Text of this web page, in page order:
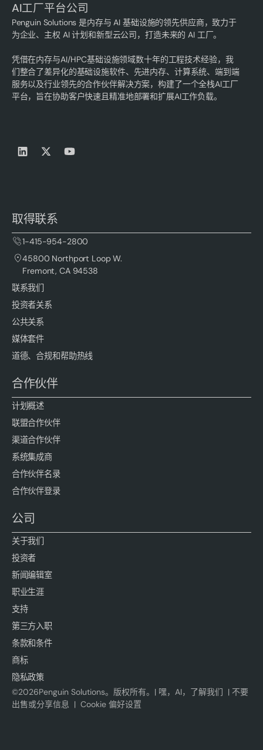
AI工厂平台公司
Penguin Solutions 是内存与 AI 基础设施的领先供应商，致力于
为企业、主权 AI 计划和新型云公司，打造未来的 AI 工厂。
凭借在内存与AI/HPC基础设施领域数十年的工程技术经验，我
们整合了差异化的基础设施软件、先进内存、计算系统、端到端
服务以及行业领先的合作伙伴解决方案，构建了一个全栈AI工厂
平台，旨在协助客户快速且精准地部署和扩展AI工作负载。
取得联系
1-415-954-2800
45800 Northport Loop W.
Fremont, CA 94538
联系我们
投资者关系
公共关系
媒体套件
道德、合规和帮助热线
合作伙伴
计划概述
联盟合作伙伴
渠道合作伙伴
系统集成商
合作伙伴名录
合作伙伴登录
公司
关于我们
投资者
新闻编辑室
职业生涯
支持
第三方入职
条款和条件
商标
隐私政策
©2026Penguin Solutions。版权所有。|嘿，AI，了解我们 |不要
出售或分享信息 | Cookie 偏好设置